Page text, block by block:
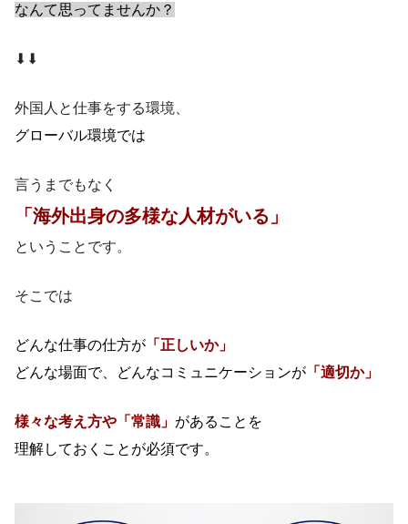
なんて思ってませんか？
⬇︎⬇︎
外国人と仕事をする環境、
グローバル環境では
言うまでもなく
「海外出身の多様な人材がいる」
ということです。
そこでは
どんな仕事の仕方が 「正しいか」
どんな場面で、どんなコミュニケーションが 「適切か」
​様々な考え方や「常識」 があることを
理解しておくことが必須です。